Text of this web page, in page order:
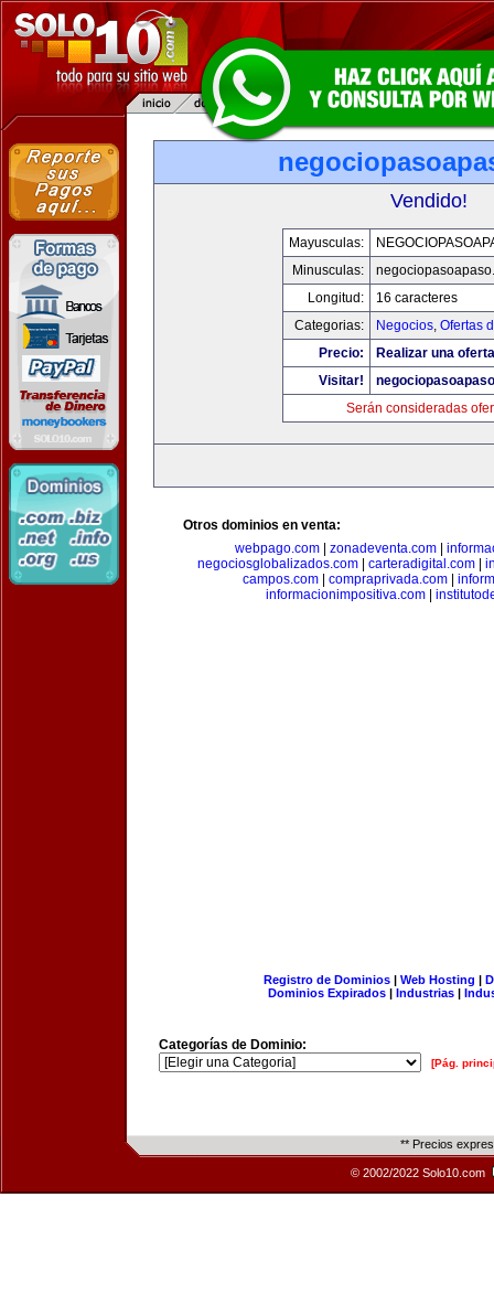
Vendido!
Mayusculas:
Minusculas:
Longitud:
16 caracteres
Categorias:
Negocios, Ofertas
Precio:
Realizar una
Visitar!
Serán consideradas
Otros dominios en venta:
webpago.com
zonadeventa.com
negociosglobalizados.com
carteradigital.com
campos.com
compraprivada.com
informacionimpositiva.com
Registro de Dominios| Web Hosting |
Dominios Expirados | Industrias |
Categorías de Dominio:
[Pág.
** Precios
© 2002/2022 Solo10.com